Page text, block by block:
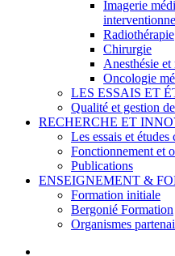
Imagerie
Radiothérapie
Chirurgie
Anesthésie
Oncologie
LES ESSAIS ET
Qualité et gestion
RECHERCHE ET
Les essais et études
Fonctionnement et
Publications
ENSEIGNEMENT &
Formation initiale
Bergonié Formation
Organismes